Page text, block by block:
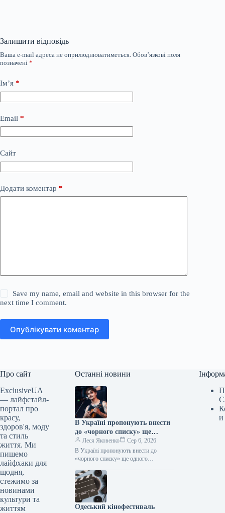
Залишити відповідь
Ваша e-mail адреса не оприлюднюватиметься. Обов’язкові поля
позначені *
Ім’я *
Email *
Сайт
Додати коментар *
Save my name, email and website in this browser for the
next time I comment.
Опублікувати коментар
Про сайт
ExclusiveUA
— лайфстайл-
портал про
красу,
здоров'я, моду
та стиль
життя. Ми
пишемо
лайфхаки для
щодня,
стежимо за
новинами
культури та
життям
Останні новини
В Україні пропонують внести
до «чорного списку» ще
одного російського музиканта
Леся Яковенко
Сер 6, 2026
В Україні пропонують внести до
«чорного списку» ще одного
15:25 Укрінформ Нацрада з питань
телебачення і радіомовлення…
Одеський кінофестиваль
и